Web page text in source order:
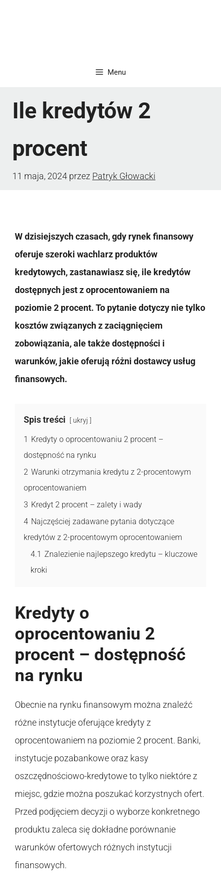
Menu
Ile kredytów 2
procent
11 maja, 2024 przez Patryk Głowacki
W dzisiejszych czasach, gdy rynek finansowy
oferuje szeroki wachlarz produktów
kredytowych, zastanawiasz się, ile kredytów
dostępnych jest z oprocentowaniem na
poziomie 2 procent. To pytanie dotyczy nie tylko
kosztów związanych z zaciągnięciem
zobowiązania, ale także dostępności i
warunków, jakie oferują różni dostawcy usług
finansowych.
Spis treści ukryj
1 Kredyty o oprocentowaniu 2 procent –
dostępność na rynku
2 Warunki otrzymania kredytu z 2-procentowym
oprocentowaniem
3 Kredyt 2 procent – zalety i wady
4 Najczęściej zadawane pytania dotyczące
kredytów z 2-procentowym oprocentowaniem
4.1 Znalezienie najlepszego kredytu – kluczowe
kroki
Kredyty o
oprocentowaniu 2
procent – dostępność
na rynku
Obecnie na rynku finansowym można znaleźć
różne instytucje oferujące kredyty z
oprocentowaniem na poziomie 2 procent. Banki,
instytucje pozabankowe oraz kasy
oszczędnościowo-kredytowe to tylko niektóre z
miejsc, gdzie można poszukać korzystnych ofert.
Przed podjęciem decyzji o wyborze konkretnego
produktu zaleca się dokładne porównanie
warunków ofertowych różnych instytucji
finansowych.